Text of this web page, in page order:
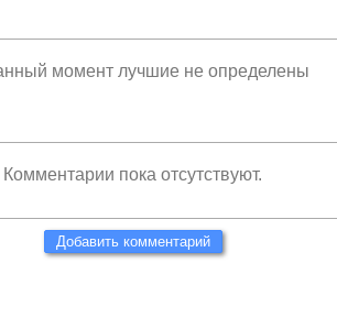
момент лучшие не определены
Комментарии пока отсутствуют.
Добавить комментарий